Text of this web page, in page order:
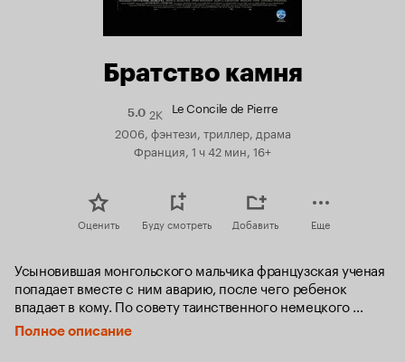
Братство камня
5.0Рейтинг
Кинопоиска
5.0
2K Le Concile de Pierre
2006, фэнтези, триллер, драма
Франция, 1 ч 42 мин, 16+
Оценить Буду смотреть Добавить Еще
Усыновившая монгольского мальчика французская ученая
попадает вместе с ним аварию, после чего ребенок
впадает в кому. По совету таинственного немецкого
доктора, который заявляет, что может вывести ее сына из
комы с помощью нетрадиционных методов, она
Полное описание